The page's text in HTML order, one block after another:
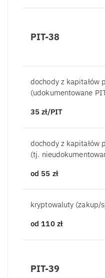
PIT-38
dochody z kapitałów
(udokumentowane
35zł/PIT
dochody z kapitałów
(tj.
od 55 zł
kryptowaluty (zakup/
od 110 zł
PIT-39